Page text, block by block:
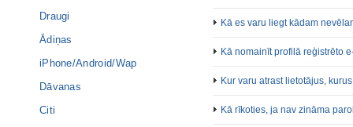
Draugi
Ādiņas
iPhone/Android/Wap
Dāvanas
Citi
Kā es varu liegt kādam
Kā nomainīt profilā reģistrēto
Kur varu atrast lietotājus,
Kā rīkoties, ja nav zināma